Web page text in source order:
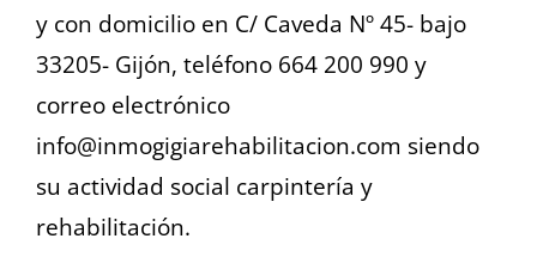
CONTACTO
y con domicilio en C/ Caveda Nº 45- bajo
33205- Gijón, teléfono 664 200 990 y
correo electrónico
info@inmogigiarehabilitacion.com siendo
su actividad social carpintería y
rehabilitación.